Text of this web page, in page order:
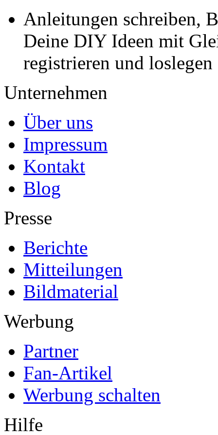
Anleitungen schreiben,
Deine DIY Ideen mit
registrieren und loslegen
Unternehmen
Über uns
Impressum
Kontakt
Blog
Presse
Berichte
Mitteilungen
Bildmaterial
Werbung
Partner
Fan-Artikel
Werbung schalten
Hilfe